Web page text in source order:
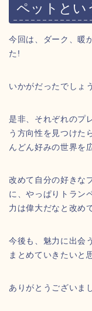
ペットとい
今回は、ダーク、暖
た!
いかがだったでしょ
是非、それぞれのプ
う方向性を見つけた
んどん好みの世界を
改めて自分の好きな
に、やっぱりトラン
力は偉大だなと改め
今後も、魅力に出会
まとめていきたいと
ありがとうございま